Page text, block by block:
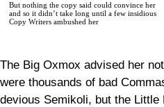
But nothing the copy said could convince her
and so it didn’t take long until a few insidious
Copy Writers ambushed her
The Big Oxmox advised her
were thousands of bad
devious Semikoli, but the Little